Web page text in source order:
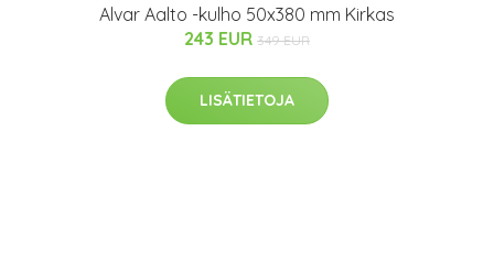
Alvar Aalto -kulho 50x380 mm Kirkas
243 EUR 349 EUR
LISÄTIETOJA